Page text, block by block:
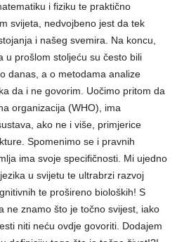
i fiziku te praktično
svijeta, nedvojbeno jest da tek
i našeg svemira. Na koncu,
u prošlom stoljeću su često bili
danas, a o metodama analize
da i ne govorim. Uočimo pritom da
organizacija (WHO), ima
ako ne i više, primjerice
Spomenimo se i pravnih
ima svoje specifičnosti. Mi ujedno
u svijetu te ultrabrzi razvoj
te prošireno bioloških! S
ne znamo što je točno svijest, iako
niti neću ovdje govoriti. Dodajem